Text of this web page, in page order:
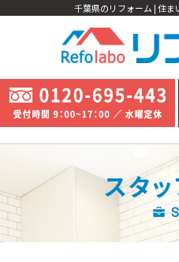
千葉県のリフォーム | 住
スタ